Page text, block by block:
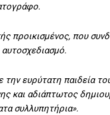
προικισμένος, που
ευρύτατη παιδεία
και αδιάπτωτος
συλλυπητήρια».